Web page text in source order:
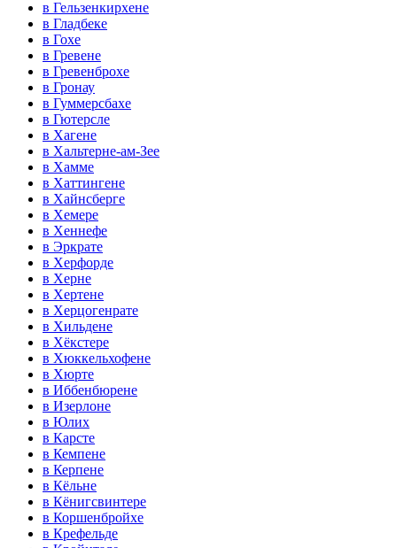
в Гельзенкирхене
в Гладбеке
в Гохе
в Гревене
в Гревенброхе
в Гронау
в Гуммерсбахе
в Гютерсле
в Хагене
в Хальтерне-ам-Зее
в Хамме
в Хаттингене
в Хайнсберге
в Хемере
в Хеннефе
в Эркрате
в Херфорде
в Херне
в Хертене
в Херцогенрате
в Хильдене
в Хёкстере
в Хюккельхофене
в Хюрте
в Иббенбюрене
в Изерлоне
в Юлих
в Карсте
в Кемпене
в Керпене
в Кёльне
в Кёнигсвинтере
в Коршенбройхе
в Крефельде